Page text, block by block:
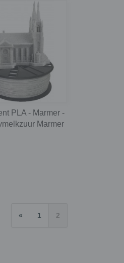
PLA - Marmer -
Marmer
« 1 2